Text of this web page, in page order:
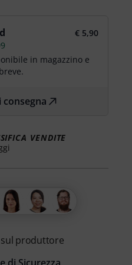
€ 5,90
in magazzino e
VENDITE
produttore